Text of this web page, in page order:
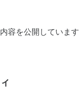
容を公開しています